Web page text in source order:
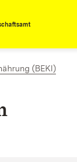
(BEKI)